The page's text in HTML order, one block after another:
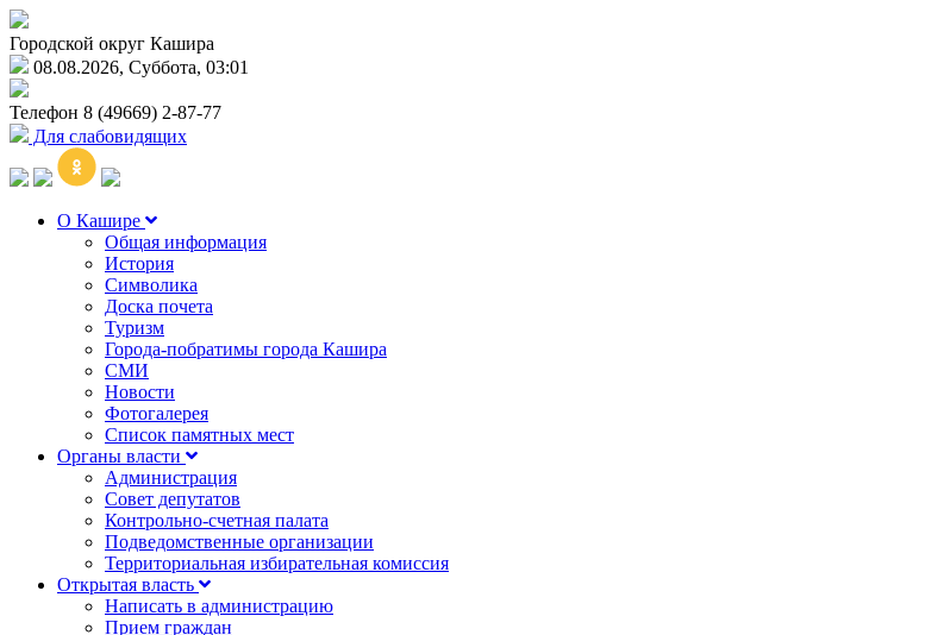
Городской округ Кашира
08.08.2026, Суббота, 03:01
Телефон 8 (49669) 2-87-77
Для слабовидящих
О Кашире
Общая информация
История
Символика
Доска почета
Туризм
Города-побратимы города Кашира
СМИ
Новости
Фотогалерея
Список памятных мест
Органы власти
Администрация
Совет депутатов
Контрольно-счетная палата
Подведомственные организации
Территориальная избирательная комиссия
Открытая власть
Написать в администрацию
Прием граждан